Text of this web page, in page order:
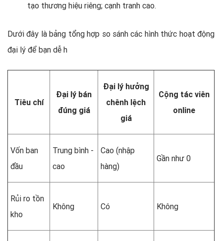
tạo thương hiệu riêng; cạnh tranh cao.
Dưới đây là bảng tổng hợp so sánh các hình thức hoạt động
đại lý để bạn dễ h
Tiêu chí
Đại lý bán
đúng giá
Đại lý hưởng
chênh lệch
giá
Cộng tác viên
online
Vốn ban
đầu
Trung bình -
cao
Cao (nhập
hàng)
Gần như 0
Rủi ro tồn
kho
Không Có Không